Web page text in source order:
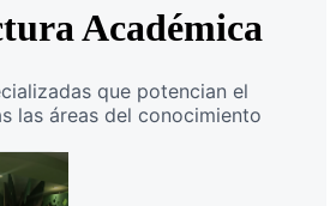
Académica
que potencian el
las áreas del conocimiento